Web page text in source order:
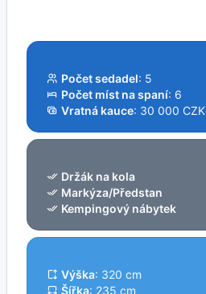
Počet sedadel: 5
Počet míst na spaní: 6
Vratná kauce: 30 000 CZK
Držák na kola
Markýza/Předstan
Kempingový nábytek
Výška: 320 cm
Šířka: 235 cm